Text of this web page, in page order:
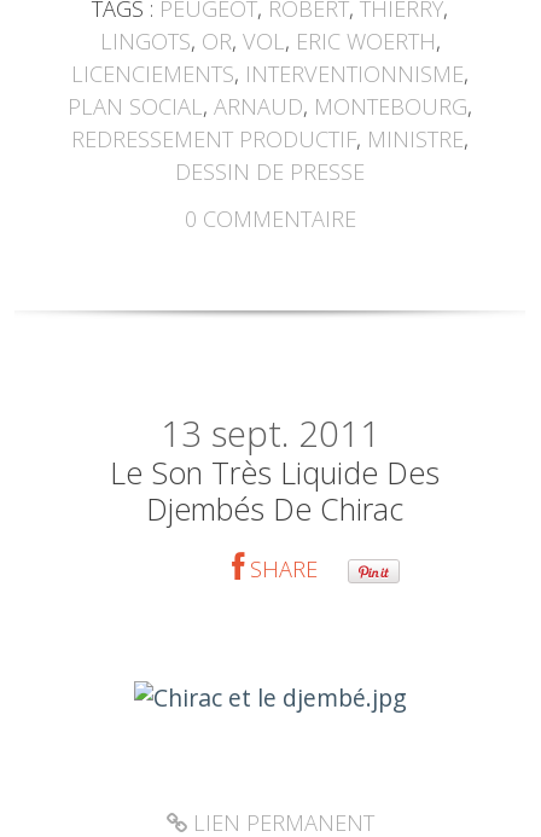
TAGS : PEUGEOT, ROBERT,THIERRY,
LINGOTS, OR, VOL, ERIC WOERTH,
LICENCIEMENTS, INTERVENTIONNISME,
PLAN SOCIAL,ARNAUD, MONTEBOURG,
REDRESSEMENT PRODUCTIF, MINISTRE,
DESSIN DE PRESSE
0 COMMENTAIRE
13 sept. 2011
Le Son Très Liquide Des
Djembés De Chirac
SHARE
LIEN PERMANENT